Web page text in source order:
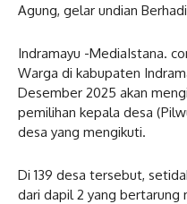
Agung, gelar undian
Indramayu -MediaIstana.
Warga di kabupaten
Desember 2025 akan
pemilihan kepala desa
desa yang mengikuti.
Di 139 desa tersebut,
dari dapil 2 yang